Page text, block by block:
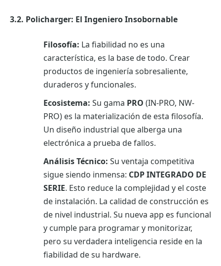
3.2. Policharger: El Ingeniero Insobornable
Filosofía: La fiabilidad no es una
característica, es la base de todo. Crear
productos de ingeniería sobresaliente,
duraderos y funcionales.
Ecosistema: Su gama PRO (IN-PRO, NW-
PRO) es la materialización de esta filosofía.
Un diseño industrial que alberga una
electrónica a prueba de fallos.
Análisis Técnico: Su ventaja competitiva
sigue siendo inmensa: CDP INTEGRADO DE
SERIE. Esto reduce la complejidad y el coste
de instalación. La calidad de construcción es
de nivel industrial. Su nueva app es funcional
y cumple para programar y monitorizar,
pero su verdadera inteligencia reside en la
fiabilidad de su hardware.